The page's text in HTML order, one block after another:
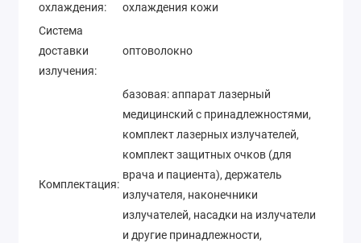
охлаждения:
охлаждения кожи
Система
доставки
излучения:
оптоволокно
Комплектация:
базовая: аппарат лазерный
медицинский с принадлежностями,
комплект лазерных излучателей,
комплект защитных очков (для
врача и пациента), держатель
излучателя, наконечники
излучателей, насадки на излучатели
и другие принадлежности,